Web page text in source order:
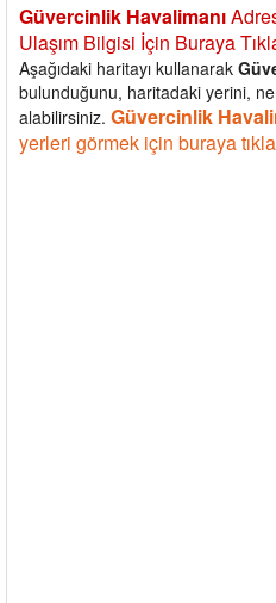
Güvercinlik Havalimanı
Ulaşım Bilgisi İçin Buraya
Aşağıdaki haritayı kullanarak
bulunduğunu, haritadaki yerini,
alabilirsiniz. Güvercinlik
yerleri görmek için buraya